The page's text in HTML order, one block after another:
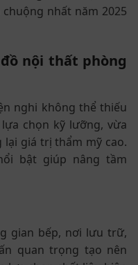
nhất năm 2025
nội thất phòng
nghi không thể thiếu
chọn kỹ lưỡng, vừa
lại giá trị thẩm mỹ cao.
bật giúp nâng tầm
gian bếp, nơi lưu trữ,
quan trọng tạo nên